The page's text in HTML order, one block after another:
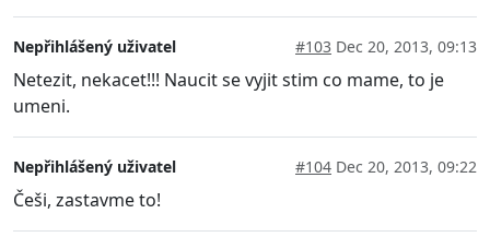
Nepřihlášený uživatel #103 Dec 20, 2013, 09:13
Netezit, nekacet!!! Naucit se vyjit stim co mame, to je
umeni.
Nepřihlášený uživatel #104 Dec 20, 2013, 09:22
Češi, zastavme to!